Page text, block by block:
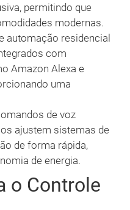
permitindo que
modernas.
automação residencial
com
Amazon Alexa e
uma
de voz
ajustem sistemas de
de forma rápida,
de energia.
o Controle